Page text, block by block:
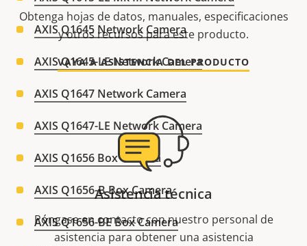
AXIS Q1645 Network Camera
AXIS Q1645-LE Network Camera
AXIS Q1647 Network Camera
AXIS Q1647-LE Network Camera
AXIS Q1656 Box Camera
AXIS Q1656-B Box Camera
AXIS Q1656-BE Box Camera
Obtenga hojas de datos, manuales, especificaciones
y otros recursos para este producto.
VAYA A ASISTENCIA DEL PRODUCTO
Asistencia técnica
Póngase en contacto con nuestro personal de
asistencia para obtener una asistencia